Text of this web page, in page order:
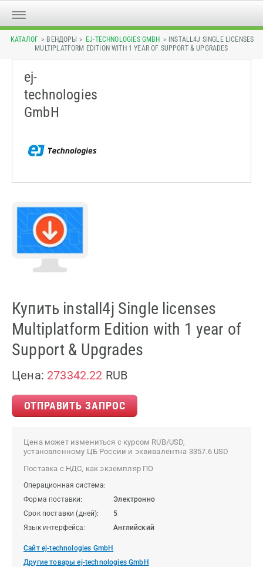
КАТАЛОГ > ВЕНДОРЫ > EJ-TECHNOLOGIES GMBH > INSTALL4J SINGLE LICENSES
MULTIPLATFORM EDITION WITH 1 YEAR OF SUPPORT & UPGRADES
ej-
technologies
GmbH
Купить install4j Single licenses
Multiplatform Edition with 1 year of
Support & Upgrades
Цена: 273342.22 RUB
ОТПРАВИТЬ ЗАПРОС
Цена может измениться с курсом RUB/USD,
установленному ЦБ России и эквивалентна 3357.6 USD
Поставка с НДС, как экземпляр ПО
Операционная система:
Форма поставки:
Электронно
Срок поставки (дней):
5
Язык интерфейса:
Английский
Сайт ej-technologies GmbH
Другие товары ej-technologies GmbH